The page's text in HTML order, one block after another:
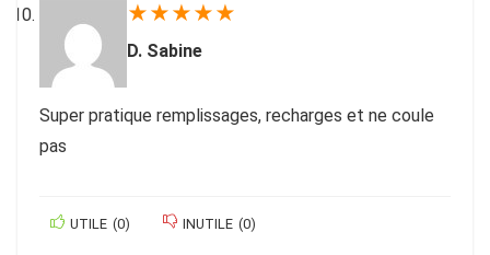
★★★★★
D. Sabine
Super pratique remplissages, recharges et ne coule
pas
UTILE (0) INUTILE (0)